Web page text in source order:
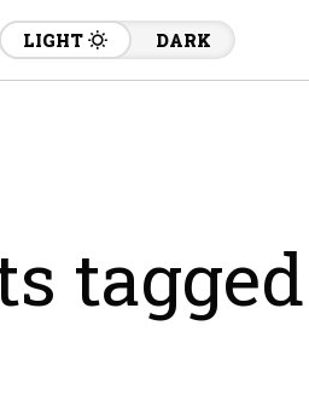
LIGHT DARK